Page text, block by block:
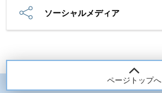
ソーシャルメディア
ページトップへ